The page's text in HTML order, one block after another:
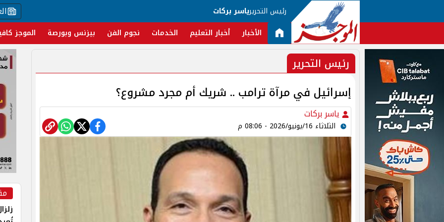
رئيس التحريرياسر بركات
الأخبار أخبار التعليم الخدمات نجوم الفن بيزنس وبورصة الموجز
رئيس التحرير
إسرائيل في مرآة ترامب .. شريك أم مجرد مشروع؟
ياسر بركات
الثلاثاء 16/يونيو/2026 - 08:06 م